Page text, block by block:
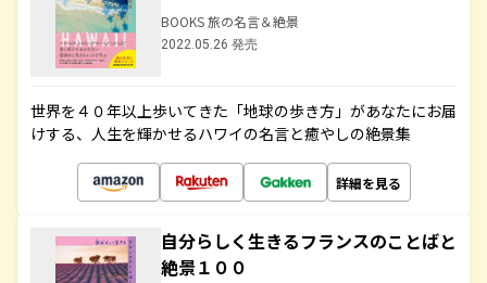
BOOKS 旅の名言＆絶景
2022.05.26 発売
世界を４０年以上歩いてきた「地球の歩き方」があなたにお届
けする、人生を輝かせるハワイの名言と癒やしの絶景集
詳細を見る
自分らしく生きるフランスのことばと
絶景１００